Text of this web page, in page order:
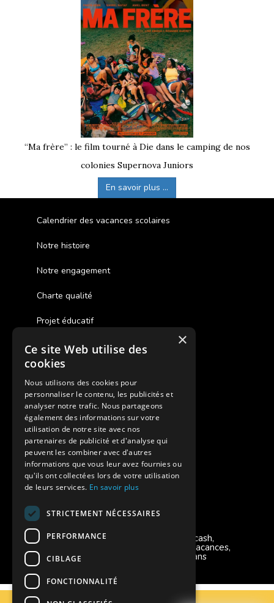
“Ma frère” : le film tourné à Die dans le camping de nos
colonies Supernova Juniors
En savoir plus ...
Calendrier des vacances scolaires
Notre histoire
Notre engagement
Charte qualité
Projet éducatif
Des colonies de vacances inclusives
Assurances annulations
Aides financières pour partir en colonie
Charte de confidentialité
Vacances Adaptées Adulte Supernova
Modes de règlement acceptés
Chèque, Virement, Espèces, Mandats cash,
Bons CAF, Conseil général, Chèques vacances,
Carte bancaire, Prise en charge reçu sans
règlement, Prélèvement, Pass Colo
×
Ce site Web utilise des
cookies
Nous utilisons des cookies pour
personnaliser le contenu, les publicités et
analyser notre trafic. Nous partageons
également des informations sur votre
utilisation de notre site avec nos
partenaires de publicité et d'analyse qui
peuvent les combiner avec d'autres
informations que vous leur avez fournies ou
qu'ils ont collectées lors de votre utilisation
de leurs services. En savoir plus
STRICTEMENT NÉCESSAIRES
PERFORMANCE
CIBLAGE
FONCTIONNALITÉ